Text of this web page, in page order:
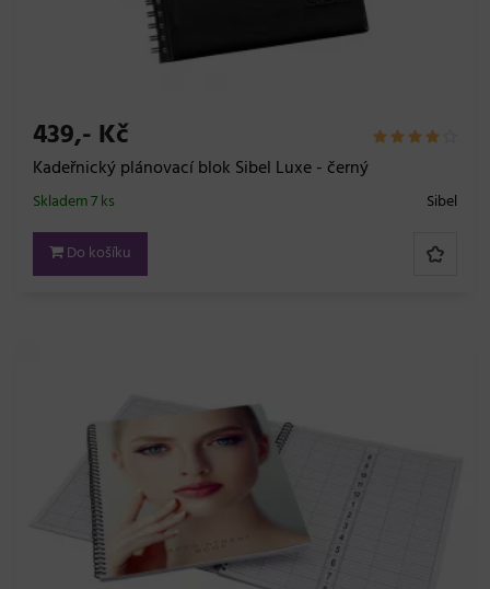
439,- Kč
Kadeřnický plánovací blok Sibel Luxe - černý
Sibel
Skladem 7 ks
Do košíku